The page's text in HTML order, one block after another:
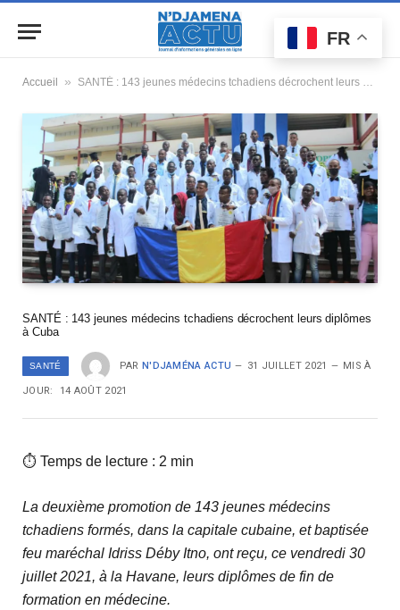
Accueil » SANTÉ : 143 jeunes médecins tchadiens décrochent leurs diplômes à Cuba
SANTÉ : 143 jeunes médecins tchadiens décrochent leurs diplômes
à Cuba
SANTÉ PAR N'DJAMÉNA ACTU 31 JUILLET 2021 MIS À
JOUR: 14 AOÛT 2021
⏱ Temps de lecture : 2 min
La deuxième promotion de 143 jeunes médecins
tchadiens formés, dans la capitale cubaine, et baptisée
feu maréchal Idriss Déby Itno, ont reçu, ce vendredi 30
juillet 2021, à la Havane, leurs diplômes de fin de
formation en médecine.
FR